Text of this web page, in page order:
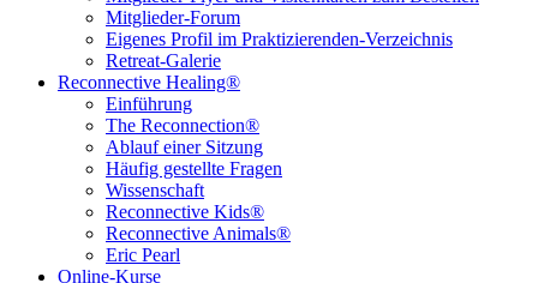
Mitglieder-Forum
Eigenes Profil im Praktizierenden-Verzeichnis
Retreat-Galerie
Reconnective Healing®
Einführung
The Reconnection®
Ablauf einer Sitzung
Häufig gestellte Fragen
Wissenschaft
Reconnective Kids®
Reconnective Animals®
Eric Pearl
Online-Kurse